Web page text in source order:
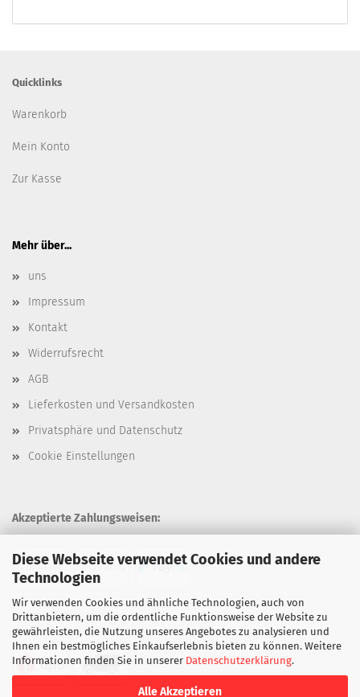
Diese Webseite verwendet Cookies und andere
Technologien
Wir verwenden Cookies und ähnliche Technologien, auch von
Drittanbietern, um die ordentliche Funktionsweise der Website zu
gewährleisten, die Nutzung unseres Angebotes zu analysieren und
Ihnen ein bestmögliches Einkaufserlebnis bieten zu können. Weitere
Informationen finden Sie in unserer Datenschutzerklärung.
Alle Akzeptieren
Quicklinks
Warenkorb
Mein Konto
Zur Kasse
Mehr über...
uns
Impressum
Kontakt
Widerrufsrecht
AGB
Lieferkosten und Versandkosten
Privatsphäre und Datenschutz
Cookie Einstellungen
Akzeptierte Zahlungsweisen:
Unsere Versandarten: